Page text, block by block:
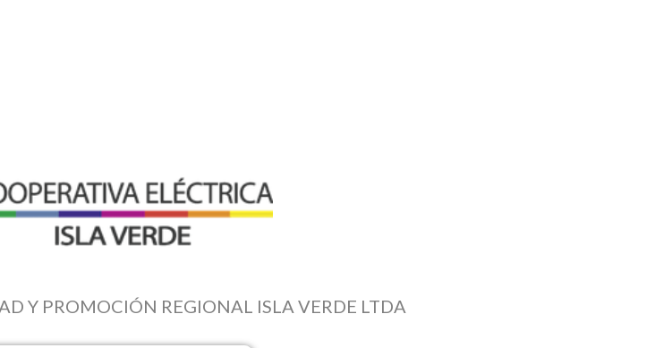
Y PROMOCIÓN REGIONAL ISLA VERDE LTDA